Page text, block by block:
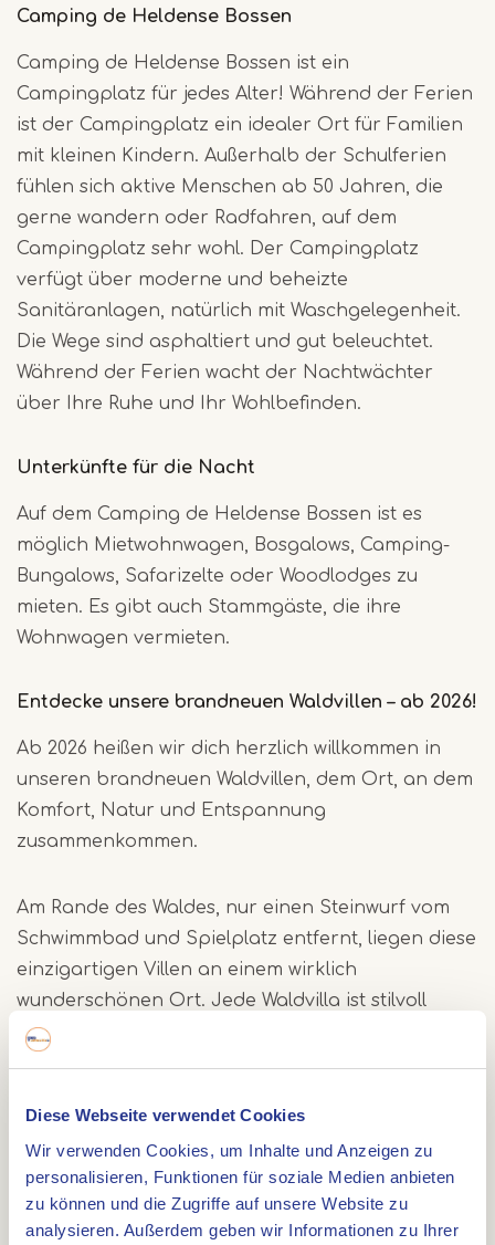
Diese Webseite verwendet Cookies
Wir verwenden Cookies, um Inhalte und Anzeigen zu
personalisieren, Funktionen für soziale Medien anbieten
zu können und die Zugriffe auf unsere Website zu
analysieren. Außerdem geben wir Informationen zu Ihrer
Camping de Heldense Bossen
Camping de Heldense Bossen ist ein
Campingplatz für jedes Alter! Während der Ferien
ist der Campingplatz ein idealer Ort für Familien
mit kleinen Kindern. Außerhalb der Schulferien
fühlen sich aktive Menschen ab 50 Jahren, die
gerne wandern oder Radfahren, auf dem
Campingplatz sehr wohl. Der Campingplatz
verfügt über moderne und beheizte
Sanitäranlagen, natürlich mit Waschgelegenheit.
Die Wege sind asphaltiert und gut beleuchtet.
Während der Ferien wacht der Nachtwächter
über Ihre Ruhe und Ihr Wohlbefinden.
Unterkünfte für die Nacht
Auf dem Camping de Heldense Bossen ist es
möglich Mietwohnwagen, Bosgalows, Camping-
Bungalows, Safarizelte oder Woodlodges zu
mieten. Es gibt auch Stammgäste, die ihre
Wohnwagen vermieten.
Entdecke unsere brandneuen Waldvillen – ab 2026!
Ab 2026 heißen wir dich herzlich willkommen in
unseren brandneuen Waldvillen, dem Ort, an dem
Komfort, Natur und Entspannung
zusammenkommen.
Am Rande des Waldes, nur einen Steinwurf vom
Schwimmbad und Spielplatz entfernt, liegen diese
einzigartigen Villen an einem wirklich
wunderschönen Ort. Jede Waldvilla ist stilvoll
eingerichtet und verfügt über zwei komfortable
luxuriösen Doppelbett. Für die Kleinsten ist
selbstverständlich Platz für ein Kinderbett
vorhanden. Die Villen bilden gemeinsam einen
gemütlichen, autofreien Innenhof mit einem